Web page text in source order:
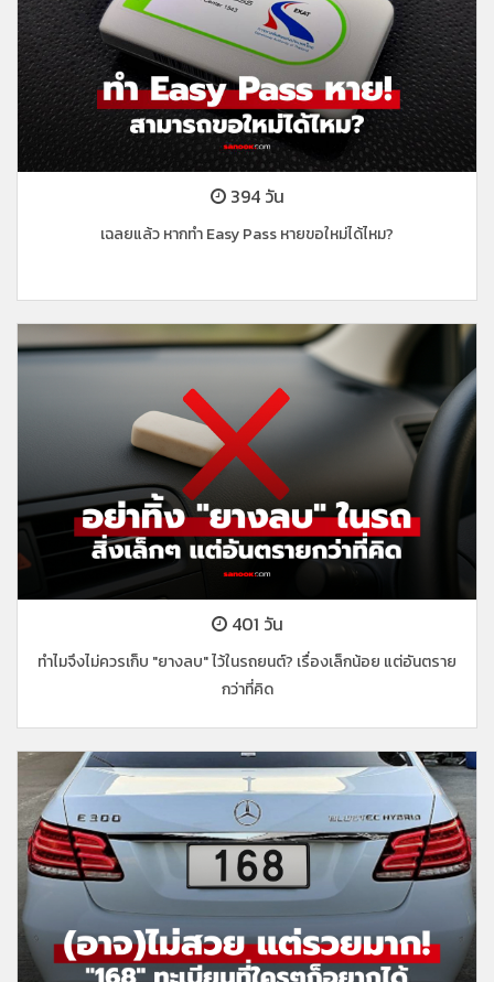
394 วัน
เฉลยแล้ว หากทำ Easy Pass หายขอใหม่ได้ไหม?
401 วัน
ทำไมจึงไม่ควรเก็บ "ยางลบ" ไว้ในรถยนต์? เรื่องเล็กน้อย แต่อันตราย
กว่าที่คิด